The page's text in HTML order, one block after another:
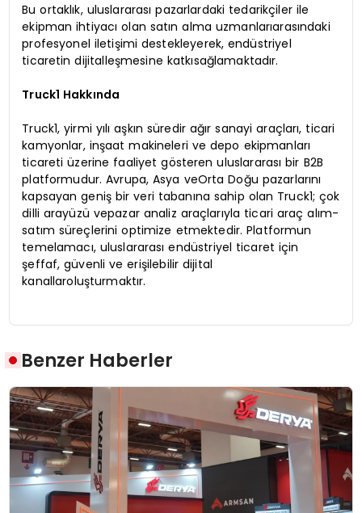
Bu ortaklık, uluslararası pazarlardaki tedarikçiler ile
ekipman ihtiyacı olan satın alma uzmanlarıarasındaki
profesyonel iletişimi destekleyerek, endüstriyel
ticaretin dijitalleşmesine katkısağlamaktadır.
Truck1 Hakkında
Truck1, yirmi yılı aşkın süredir ağır sanayi araçları, ticari
kamyonlar, inşaat makineleri ve depo ekipmanları
ticareti üzerine faaliyet gösteren uluslararası bir B2B
platformudur. Avrupa, Asya veOrta Doğu pazarlarını
kapsayan geniş bir veri tabanına sahip olan Truck1; çok
dilli arayüzü vepazar analiz araçlarıyla ticari araç alım-
satım süreçlerini optimize etmektedir. Platformun
temelamacı, uluslararası endüstriyel ticaret için
şeffaf, güvenli ve erişilebilir dijital
kanallaroluşturmaktır.
Benzer Haberler